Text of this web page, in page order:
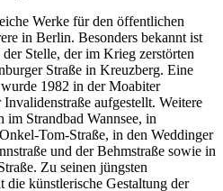
Werke für den öffentlichen
in Berlin. Besonders bekannt ist
Stelle, der im Krieg zerstörten
Straße in Kreuzberg. Eine
1982 in der Moabiter
aufgestellt. Weitere
Strandbad Wannsee, in
Tom-Straße, in den Weddinger
und der Behmstraße sowie in
Zu seinen jüngsten
die künstlerische Gestaltung der